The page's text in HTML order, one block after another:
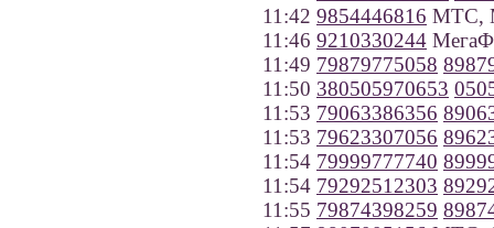
11:42 9854446816 МТС,
11:46 9210330244
11:49 79879775058
11:50 380505970653
11:53 79063386356
11:53 79623307056
11:54 79999777740
11:54 79292512303
11:55 79874398259